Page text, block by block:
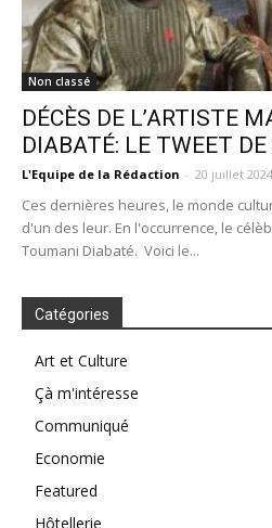
Non classé
DÉCÈS DE L’ARTISTE
DIABATÉ: LE TWEET
L'Equipe de la Rédaction - 20 juillet 2024
Ces dernières heures, le monde
d'un des leur. En l'occurrence, le
Toumani Diabaté. Voici le...
Catégories
Art et Culture
Çà m'intéresse
Communiqué
Economie
Featured
Hôtellerie